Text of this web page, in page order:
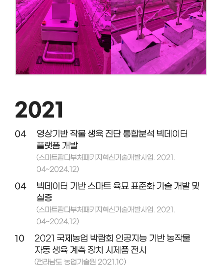
2021
04
영상기반 작물 생육 진단 통합분석 빅데이터
플랫폼 개발
(스마트팜다부처패키지혁신기술개발사업. 2021.
04~2024.12)
04
빅데이터 기반 스마트 육묘 표준화 기술 개발 및
실증
(스마트팜다부처패키지혁신기술개발사업. 2021.
04~2024.12)
10
2021 국제농업 박람회 인공지능 기반 농작물
자동 생육 계측 장치 시제품 전시
(전라남도 농업기술원 2021.10)